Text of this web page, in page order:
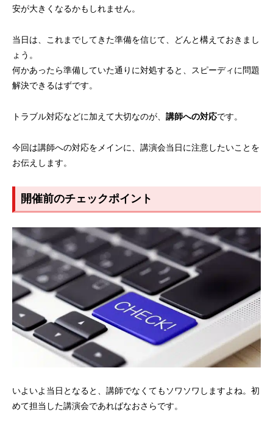
安が大きくなるかもしれません。
当日は、これまでしてきた準備を信じて、どんと構えておきまし
ょう。
何かあったら準備していた通りに対処すると、スピーディに問題
解決できるはずです。
トラブル対応などに加えて大切なのが、 講師への対応です。
今回は講師への対応をメインに、講演会当日に注意したいことを
お伝えします。
開催前のチェックポイント
いよいよ当日となると、講師でなくてもソワソワしますよね。初
めて担当した講演会であればなおさらです。